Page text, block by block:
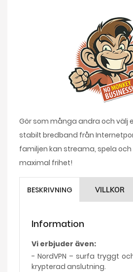
Gör som många andra och välj
stabilt bredband från
familjen kan streama, spela
maximal frihet!
BESKRIVNING VILLKOR
Information
Vi erbjuder även:
- NordVPN – surfa tryggt
krypterad anslutning.